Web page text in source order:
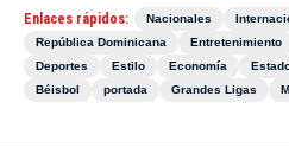
Enlaces rápidos: Nacionales
República Dominicana
Entretenimiento
Deportes
Estilo Economía
Béisbol
portada Grandes Ligas